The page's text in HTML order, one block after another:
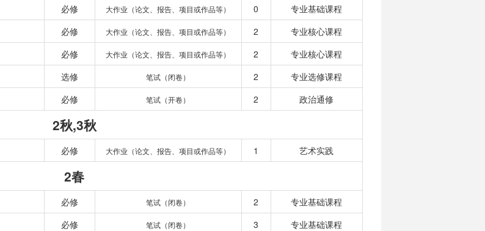
必修 大作业（论文、报告、项目或作品等） 0
专业基础课程
必修 大作业（论文、报告、项目或作品等） 2
专业核心课程
必修 大作业（论文、报告、项目或作品等） 2
专业核心课程
选修 笔试（闭卷） 2
专业选修课程
必修 笔试（开卷） 2 政治通修
2秋,3秋
必修 大作业（论文、报告、项目或作品等） 1 艺术实践
2春
必修 笔试（闭卷） 2
专业基础课程
必修 笔试（闭卷） 3
专业基础课程